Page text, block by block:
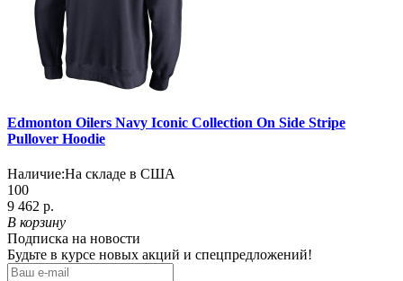
Edmonton Oilers Navy Iconic Collection On Side Stripe
Pullover Hoodie
Наличие:На складе в США
100
9 462 р.
В корзину
Подписка на новости
Будьте в курсе новых акций и спецпредложений!